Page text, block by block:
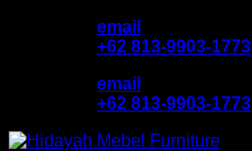
email
+62 813-9903-1773
email
+62 813-9903-1773